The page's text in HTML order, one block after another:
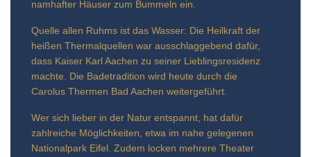
namhafter Häuser zum Bummeln ein.
Quelle allen Ruhms ist das Wasser: Die Heilkraft der
heißen Thermalquellen war ausschlaggebend dafür,
dass Kaiser Karl Aachen zu seiner Lieblingsresidenz
machte. Die Badetradition wird heute durch die
Carolus Thermen Bad Aachen weitergeführt.
Wer sich lieber in der Natur entspannt, hat dafür
zahlreiche Möglichkeiten, etwa im nahe gelegenen
Nationalpark Eifel. Zudem locken mehrere Theater